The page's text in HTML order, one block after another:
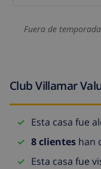
Fuera de
Club Villamar
Esta casa fue
8 clientes han
Esta casa fue